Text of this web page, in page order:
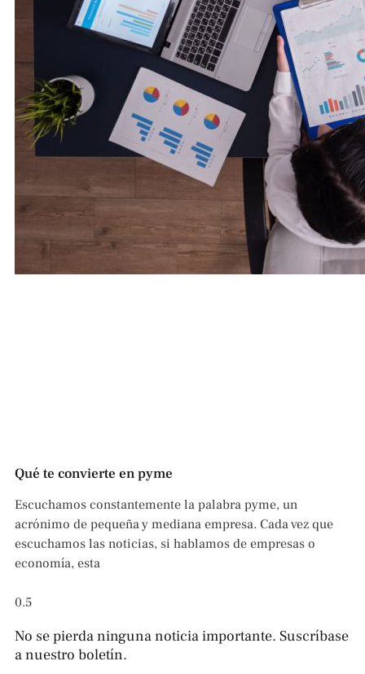
Qué te convierte en pyme
Escuchamos constantemente la palabra pyme, un
acrónimo de pequeña y mediana empresa. Cada vez que
escuchamos las noticias, si hablamos de empresas o
economía, esta
No se pierda ninguna noticia importante. Suscríbase
a nuestro boletín.